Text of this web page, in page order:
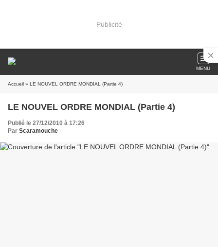
Publicité
MENU
Accueil » LE NOUVEL ORDRE MONDIAL (Partie 4)
LE NOUVEL ORDRE MONDIAL (Partie 4)
Publié le 27/12/2010 à 17:26
Par Scaramouche